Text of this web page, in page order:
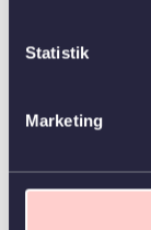
Statistik
Marketing